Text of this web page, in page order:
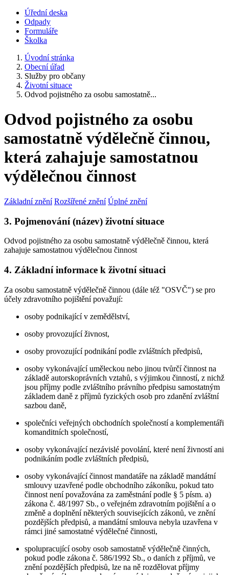
Úřední deska
Odpady
Formuláře
Školka
Úvodní stránka
Obecní úřad
Služby pro občany
Životní situace
Odvod pojistného za osobu samostatně...
Odvod pojistného za osobu
samostatně výdělečně činnou,
která zahajuje samostatnou
výdělečnou činnost
Základní znění Rozšířené znění Úplné znění
3. Pojmenování (název) životní situace
Odvod pojistného za osobu samostatně výdělečně činnou, která
zahajuje samostatnou výdělečnou činnost
4. Základní informace k životní situaci
Za osobu samostatně výdělečně činnou (dále též "OSVČ") se pro
účely zdravotního pojištění považují:
osoby podnikající v zemědělství,
osoby provozující živnost,
osoby provozující podnikání podle zvláštních předpisů,
osoby vykonávající uměleckou nebo jinou tvůrčí činnost na
základě autorskoprávních vztahů, s výjimkou činností, z nichž
jsou příjmy podle zvláštního právního předpisu samostatným
základem daně z příjmů fyzických osob pro zdanění zvláštní
sazbou daně,
společníci veřejných obchodních společností a komplementáři
komanditních společností,
osoby vykonávající nezávislé povolání, které není živností ani
podnikáním podle zvláštních předpisů,
osoby vykonávající činnost mandatáře na základě mandátní
smlouvy uzavřené podle obchodního zákoníku, pokud tato
činnost není považována za zaměstnání podle § 5 písm. a)
zákona č. 48/1997 Sb., o veřejném zdravotním pojištění a o
změně a doplnění některých souvisejících zákonů, ve znění
pozdějších předpisů, a mandátní smlouva nebyla uzavřena v
rámci jiné samostatné výdělečné činnosti,
spolupracující osoby osob samostatně výdělečně činných,
pokud podle zákona č. 586/1992 Sb., o daních z příjmů, ve
znění pozdějších předpisů, lze na ně rozdělovat příjmy